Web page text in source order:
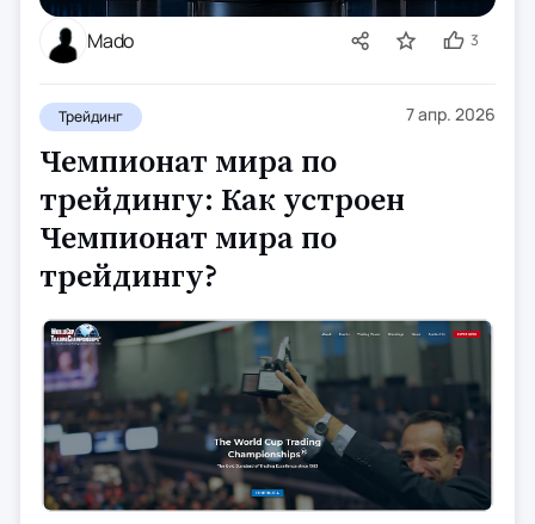
Mado
Трейдинг 7 апр. 2026
3
Чемпионат мира по
трейдингу: Как устроен
Чемпионат мира по
трейдингу?